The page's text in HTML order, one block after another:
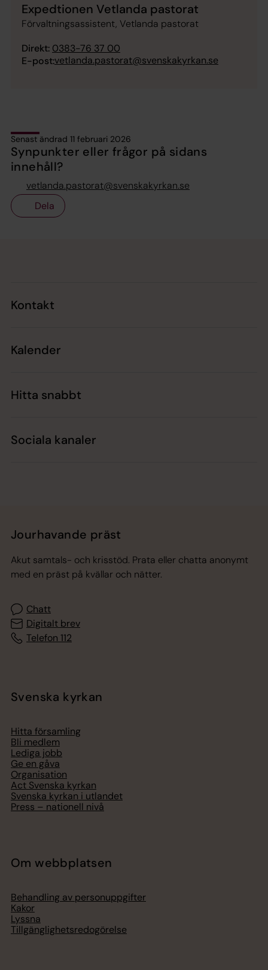
Expedtionen Vetlanda pastorat
Förvaltningsassistent, Vetlanda pastorat
Direkt: 0383-76 37 00
E-post:vetlanda.pastorat@svenskakyrkan.se
Senast ändrad 11 februari 2026
Synpunkter eller frågor på sidans
innehåll?
vetlanda.pastorat@svenskakyrkan.se
Dela
Kontakt
Kalender
Hitta snabbt
Sociala kanaler
Jourhavande präst
Akut samtals- och krisstöd. Prata eller chatta anonymt
med en präst på kvällar och nätter.
Chatt
Digitalt brev
Telefon 112
Svenska kyrkan
Hitta församling
Bli medlem
Lediga jobb
Ge en gåva
Organisation
Act Svenska kyrkan
Svenska kyrkan i utlandet
Press – nationell nivå
Om webbplatsen
Behandling av personuppgifter
Kakor
Lyssna
Tillgänglighetsredogörelse